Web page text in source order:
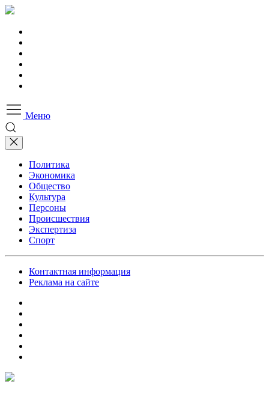
Меню
Политика
Экономика
Общество
Культура
Персоны
Происшествия
Экспертиза
Спорт
Контактная информация
Реклама на сайте